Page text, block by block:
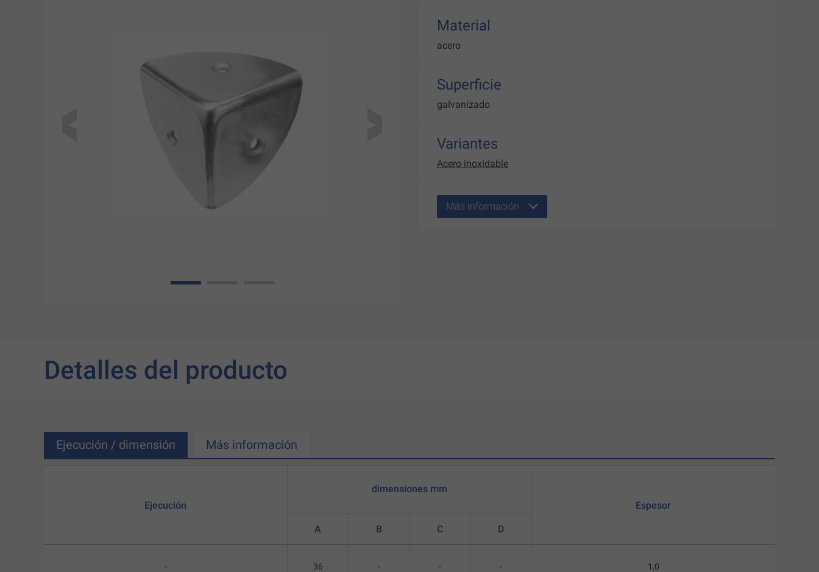
1
Material
acero
Superficie
galvanizado
Variantes
Acero inoxidable
Más información
Detalles del producto
Ejecución / dimensión Más información
Ejecución
-
dimensiones mm
A B C D
36 - - -
Espesor
1,0